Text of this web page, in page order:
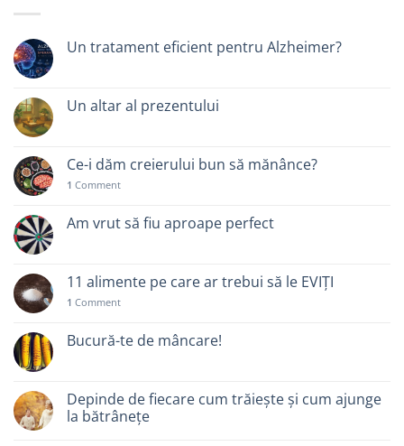
Un tratament eficient pentru Alzheimer?
Un altar al prezentului
Ce-i dăm creierului bun să mănânce?
1 Comment
Am vrut să fiu aproape perfect
11 alimente pe care ar trebui să le EVIȚI
1 Comment
Bucură-te de mâncare!
Depinde de fiecare cum trăiește și cum ajunge
la bătrânețe